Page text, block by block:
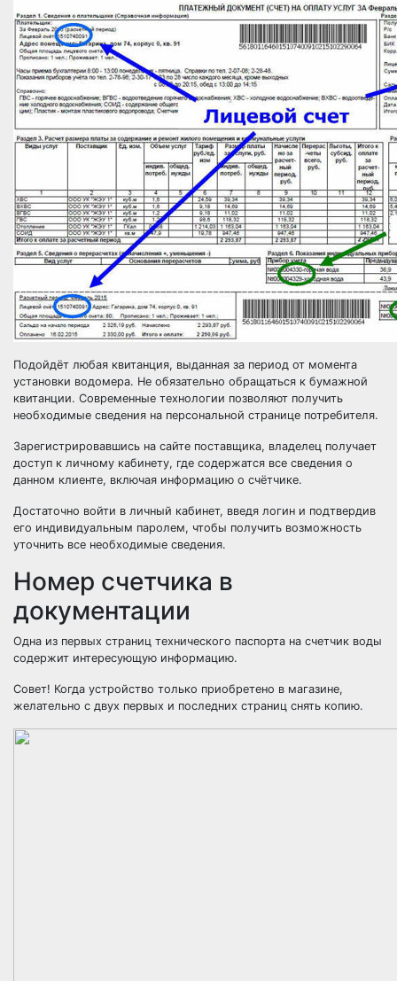
Подойдёт любая квитанция, выданная за период от момента
установки водомера. Не обязательно обращаться к бумажной
квитанции. Современные технологии позволяют получить
необходимые сведения на персональной странице потребителя.
Зарегистрировавшись на сайте поставщика, владелец получает
доступ к личному кабинету, где содержатся все сведения о
данном клиенте, включая информацию о счётчике.
Достаточно войти в личный кабинет, введя логин и подтвердив
его индивидуальным паролем, чтобы получить возможность
уточнить все необходимые сведения.
Номер счетчика в
документации
Одна из первых страниц технического паспорта на счетчик воды
содержит интересующую информацию.
Совет! Когда устройство только приобретено в магазине,
желательно с двух первых и последних страниц снять копию.